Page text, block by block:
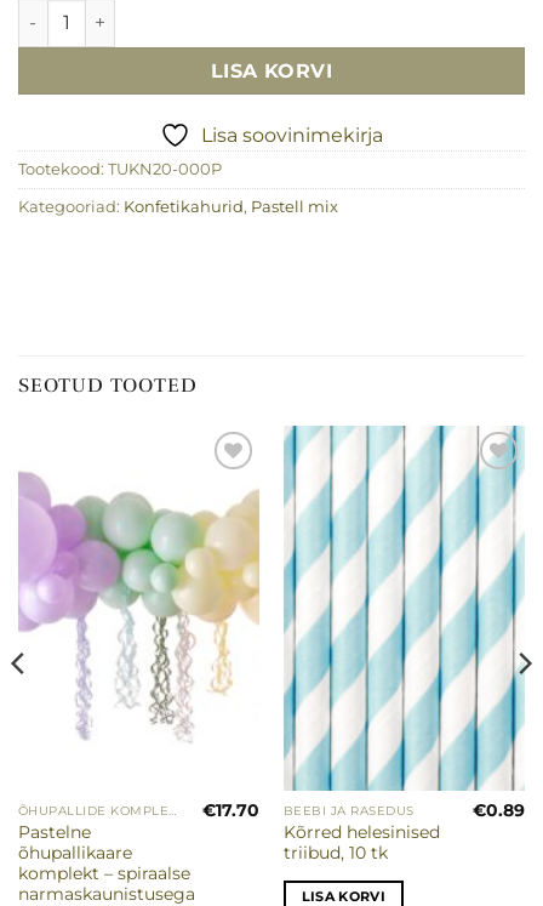
Konfeti kahur, värvilised triibud kogus
LISA KORVI
Lisa soovinimekirja
Tootekood: TUKN20-000P
Kategooriad: Konfetikahurid, Pastell mix
SEOTUD TOOTED
soovinimekirja
ÕHUPALLIDE KOMPLEKTID
Pastelne
õhupallikaare
komplekt – spiraalse
narmaskaunistusega
€17.70
Lisa
soovinimekirja
BEEBI JA RASEDUS
Kõrred helesinised
triibud, 10 tk
€0.89
LISA KORVI